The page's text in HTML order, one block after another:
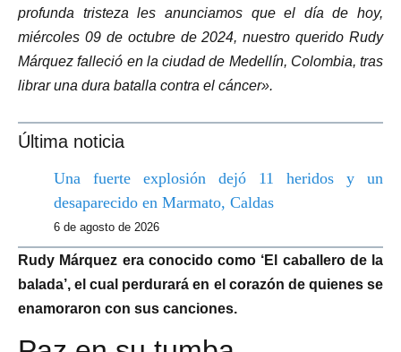
profunda tristeza les anunciamos que el día de hoy,
miércoles 09 de octubre de 2024, nuestro querido Rudy
Márquez falleció en la ciudad de Medellín, Colombia, tras
librar una dura batalla contra el cáncer».
Última noticia
Una fuerte explosión dejó 11 heridos y un
desaparecido en Marmato, Caldas
6 de agosto de 2026
Rudy Márquez era conocido como ‘El caballero de la
balada’, el cual perdurará en el corazón de quienes se
enamoraron con sus canciones.